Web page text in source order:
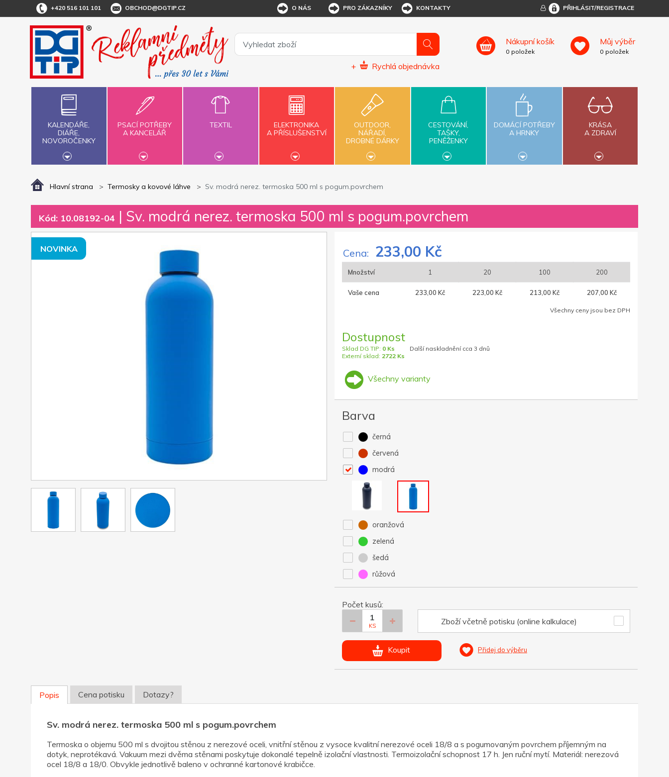
+420 516 101 101 OBCHOD@DGTIP.CZ O NÁS PRO ZÁKAZNÍKY KONTAKTY PŘIHLÁSIT/REGISTRACE
+ Rychlá objednávka
Nákupní košík
0 položek
Můj výběr
0 položek
KALENDÁŘE,
DIÁŘE,
NOVOROČENKY
PSACÍ POTŘEBY
A KANCELÁŘ
TEXTIL
ELEKTRONIKA
A PŘÍSLUŠENSTVÍ
OUTDOOR,
NÁŘADÍ,
DROBNÉ DÁRKY
CESTOVÁNÍ,
TAŠKY,
PENĚŽENKY
DOMÁCÍ POTŘEBY
A HRNKY
KRÁSA
A ZDRAVÍ
Hlavní strana Termosky a kovové láhve Sv. modrá nerez. termoska 500 ml s pogum.povrchem
Kód: 10.08192-04 | Sv. modrá nerez. termoska 500 ml s pogum.povrchem
NOVINKA Cena: 233,00 Kč
Množství 1 20 100 200
Vaše cena 233,00 Kč 223,00 Kč 213,00 Kč 207,00 Kč
Všechny ceny jsou bez DPH
Dostupnost
Sklad DG TIP: 0 Ks
Externí sklad: 2722 Ks
Další naskladnění cca 3 dnů
Všechny varianty
Barva
černá
červená
modrá
oranžová
zelená
šedá
růžová
Počet kusů:
KS Zboží včetně potisku (online kalkulace)
Koupit Přidej do výběru
Popis Cena potisku Dotazy?
Sv. modrá nerez. termoska 500 ml s pogum.povrchem
Termoska o objemu 500 ml s dvojitou stěnou z nerezové oceli, vnitřní stěnou z vysoce kvalitní nerezové oceli 18/8 a s pogumovaným povrchem příjemným na
dotyk, neprotékavá. Vakuum mezi dvěma stěnami poskytuje dokonalé tepelně izolační vlastnosti. Termoizolační schopnost 17 h. Jen ruční mytí. Materiál: nerezová
ocel 18/8 a 18/0. Obvykle jednotlivě baleno v ochranné kartonové krabičce.